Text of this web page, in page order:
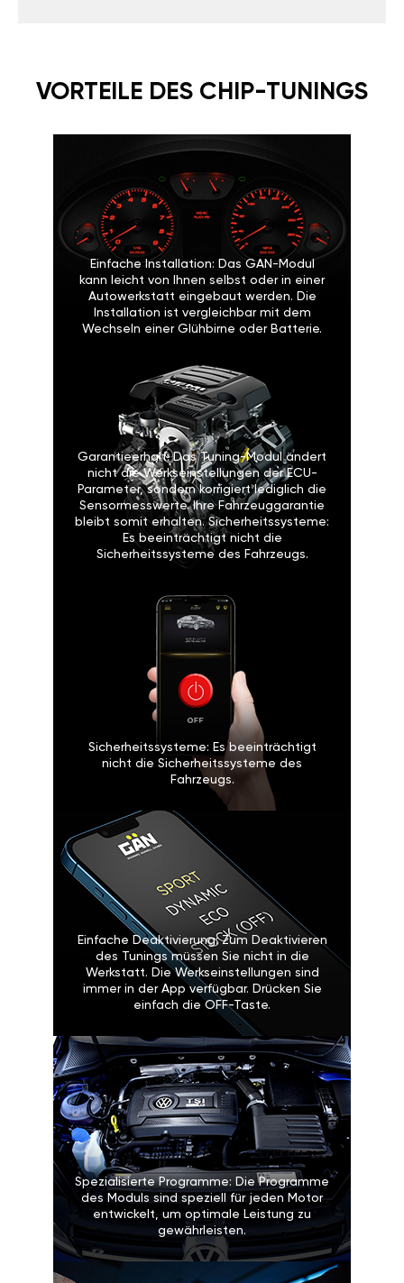
VORTEILE DES CHIP-TUNINGS
Einfache Installation: Das GAN-Modul
kann leicht von Ihnen selbst oder in einer
Autowerkstatt eingebaut werden. Die
Installation ist vergleichbar mit dem
Wechseln einer Glühbirne oder Batterie.
Garantieerhalt: Das Tuning-Modul ändert
nicht die Werkseinstellungen der ECU-
Parameter, sondern korrigiert lediglich die
Sensormesswerte. Ihre Fahrzeuggarantie
bleibt somit erhalten. Sicherheitssysteme:
Es beeinträchtigt nicht die
Sicherheitssysteme des Fahrzeugs.
Sicherheitssysteme: Es beeinträchtigt
nicht die Sicherheitssysteme des
Fahrzeugs.
Einfache Deaktivierung: Zum Deaktivieren
des Tunings müssen Sie nicht in die
Werkstatt. Die Werkseinstellungen sind
immer in der App verfügbar. Drücken Sie
einfach die OFF-Taste.
Spezialisierte Programme: Die Programme
des Moduls sind speziell für jeden Motor
entwickelt, um optimale Leistung zu
gewährleisten.